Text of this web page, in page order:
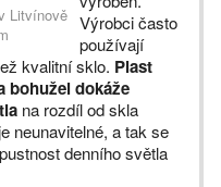
Litvínově Výrobci často
používají
kvalitní sklo. Plast
bohužel dokáže
na rozdíl od skla
neunavitelné, a tak se
denního světla